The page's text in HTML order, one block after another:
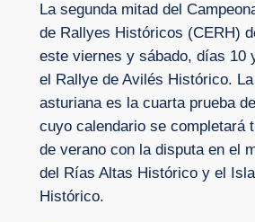
La segunda mitad del
de Rallyes Históricos (CERH)
este viernes y sábado, días 10
el Rallye de Avilés Histórico.
asturiana es la cuarta prueba
cuyo calendario se completará
de verano con la disputa en el
del Rías Altas Histórico y el
Histórico.